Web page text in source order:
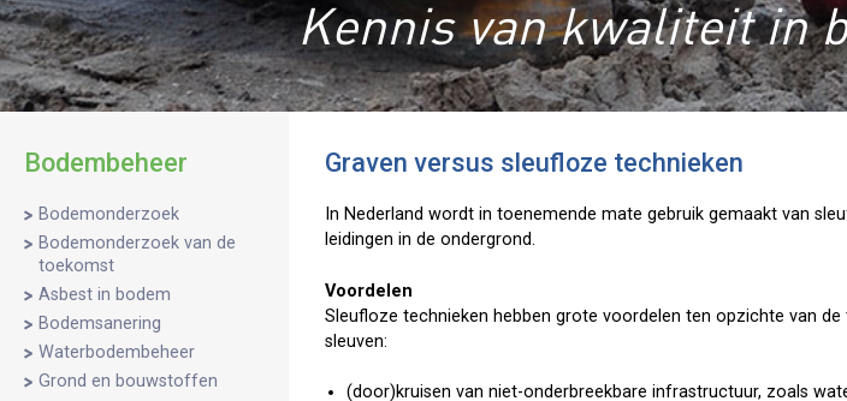
Kennis van kwaliteit in
Bodembeheer
Bodemonderzoek
Bodemonderzoek van de
toekomst
Asbest in bodem
Bodemsanering
Waterbodembeheer
Grond en bouwstoffen
Graven versus sleufloze technieken
In Nederland wordt in toenemende mate gebruik gemaakt van
leidingen in de ondergrond.
Voordelen
Sleufloze technieken hebben grote voordelen ten opzichte van
sleuven:
(door)kruisen van niet-onderbreekbare infrastructuur, zoals